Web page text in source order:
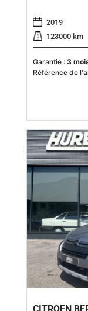
2019
123000 km
Garantie : 3
Référence de